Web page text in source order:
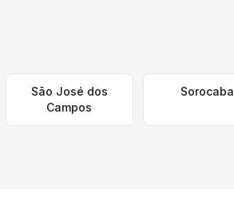
São José dos
Campos
Sorocaba